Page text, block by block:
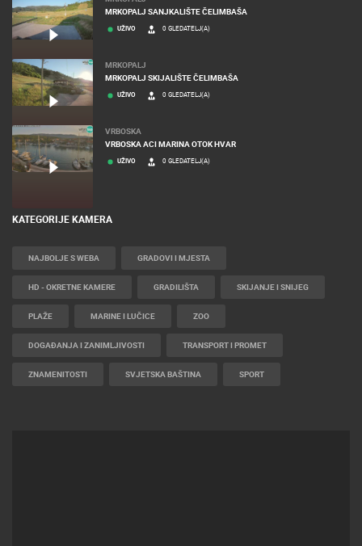
MRKOPALJ SANJKALIŠTE ČELIMBAŠA
UŽIVO 0 GLEDATELJ(A)
MRKOPALJ
MRKOPALJ SKIJALIŠTE ČELIMBAŠA
UŽIVO 0 GLEDATELJ(A)
VRBOSKA
VRBOSKA ACI MARINA OTOK HVAR
UŽIVO 0 GLEDATELJ(A)
KATEGORIJE KAMERA
NAJBOLJE S WEBA GRADOVI I MJESTA
HD - OKRETNE KAMERE GRADILIŠTA SKIJANJE I SNIJEG
PLAŽE MARINE I LUČICE ZOO
DOGAĐANJA I ZANIMLJIVOSTI TRANSPORT I PROMET
ZNAMENITOSTI SVJETSKA BAŠTINA SPORT